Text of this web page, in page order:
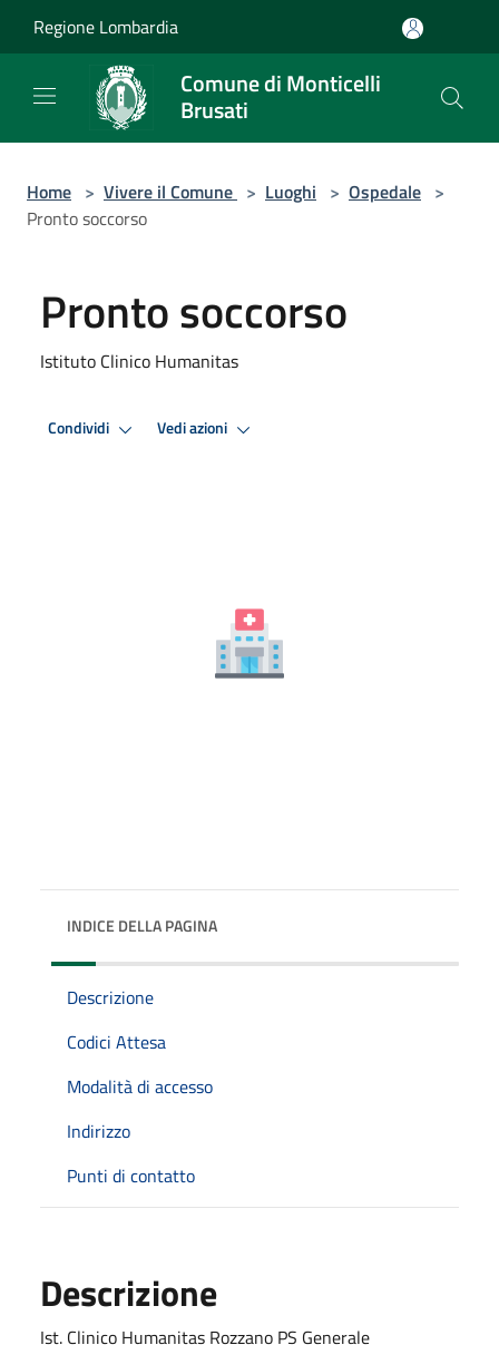
Regione Lombardia
Comune di Monticelli
Brusati
Home > Vivere il Comune > Luoghi > Ospedale >
Pronto soccorso
Pronto soccorso
Istituto Clinico Humanitas
Condividi Vedi azioni
INDICE DELLA PAGINA
Descrizione
Codici Attesa
Modalità di accesso
Indirizzo
Punti di contatto
Descrizione
Ist. Clinico Humanitas Rozzano PS Generale